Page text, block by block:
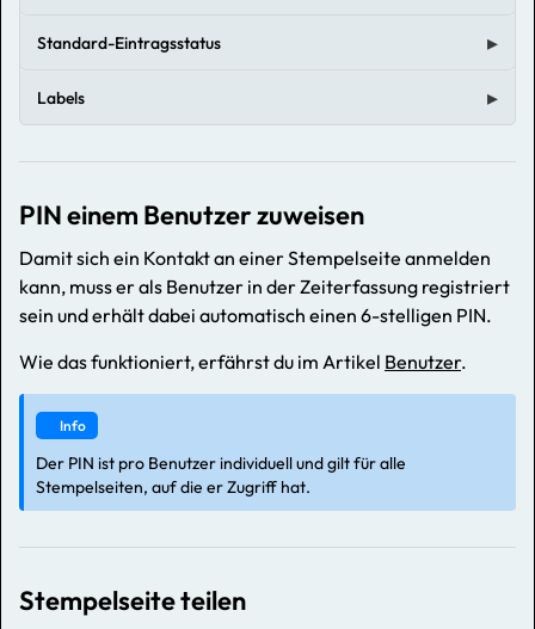
Standard-Eintragsstatus
Labels
PIN einem Benutzer zuweisen
Damit sich ein Kontakt an einer Stempelseite anmelden
kann, muss er als Benutzer in der Zeiterfassung registriert
sein und erhält dabei automatisch einen 6-stelligen PIN.
Wie das funktioniert, erfährst du im Artikel Benutzer.
Info
Der PIN ist pro Benutzer individuell und gilt für alle
Stempelseiten, auf die er Zugriff hat.
Stempelseite teilen